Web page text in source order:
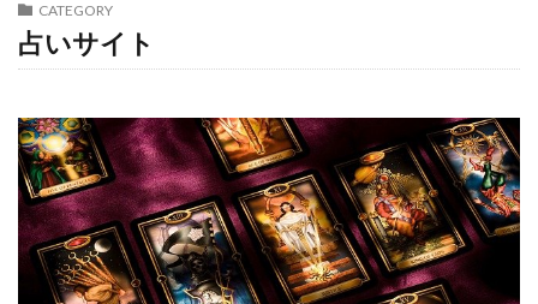
CATEGORY
占いサイト